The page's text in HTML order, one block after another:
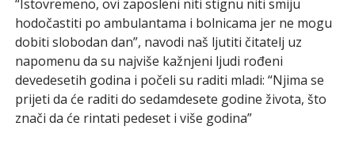
“Istovremeno, ovi zaposleni niti stignu niti smiju
hodočastiti po ambulantama i bolnicama jer ne mogu
dobiti slobodan dan”, navodi naš ljutiti čitatelj uz
napomenu da su najviše kažnjeni ljudi rođeni
devedesetih godina i počeli su raditi mladi: “Njima se
prijeti da će raditi do sedamdesete godine života, što
znači da će rintati pedeset i više godina”